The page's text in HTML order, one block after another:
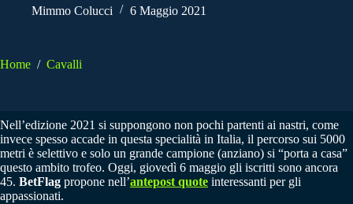
Mimmo Colucci 6 Maggio 2021
Home / Cavalli
Nell’edizione 2021 si suppongono non pochi partenti ai nastri, come
invece spesso accade in questa specialità in Italia, il percorso sui 5000
metri è selettivo e solo un grande campione (anziano) si “porta a casa”
questo ambito trofeo. Oggi, giovedì 6 maggio gli iscritti sono ancora
45. BetFlag propone nell’antepost quote interessanti per gli
appassionati.